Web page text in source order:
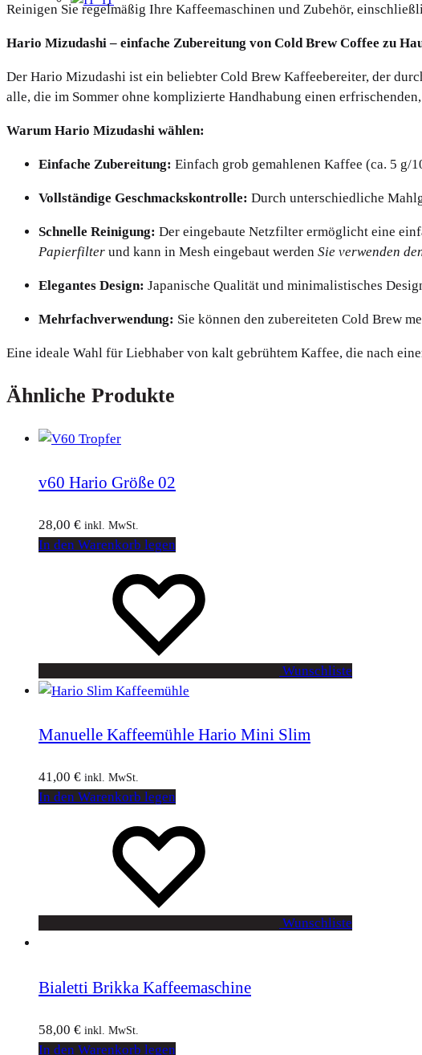
Reinigen Sie regelmäßig Ihre Kaffeemaschinen und Zubehör,
Hario Mizudashi – einfache Zubereitung von Cold Brew Coffee zu
Der Hario Mizudashi ist ein beliebter Cold Brew Kaffeebereiter, der
alle, die im Sommer ohne komplizierte Handhabung einen
Warum Hario Mizudashi wählen:
Einfache Zubereitung: Einfach grob gemahlenen Kaffee (ca. 5 g/
Vollständige Geschmackskontrolle: Durch unterschiedliche
Schnelle Reinigung: Der eingebaute Netzfilter ermöglicht eine
Papierfilter und kann in Mesh eingebaut werden Sie verwenden
Elegantes Design: Japanische Qualität und minimalistisches
Mehrfachverwendung: Sie können den zubereiteten Cold Brew
Eine ideale Wahl für Liebhaber von kalt gebrühtem Kaffee, die nach
Ähnliche Produkte
v60 Hario Größe 02
28,00 € inkl. MwSt.
In den Warenkorb legen
Wunschliste
Manuelle Kaffeemühle Hario Mini Slim
41,00 € inkl. MwSt.
In den Warenkorb legen
Wunschliste
Bialetti Brikka Kaffeemaschine
58,00 € inkl. MwSt.
In den Warenkorb legen